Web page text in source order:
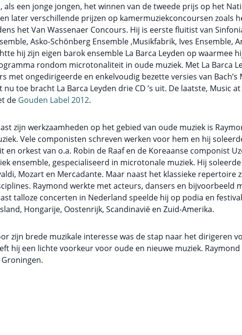
als een jonge jongen, het winnen van de tweede prijs op het
later verschillende prijzen op kamermuziekconcoursen zoals
het Van Wassenaer Concours. Hij is eerste fluitist van
Asko-Schönberg Ensemble ,Musikfabrik, Ives
hij zijn eigen barok ensemble La Barca Leyden op waarmee
rondom microtonaliteit in oude muziek. Met La Barca
met ongedirigeerde en enkelvoudig bezette versies van Bach’s
nu toe bracht La Barca Leyden drie CD ’s uit. De laatste, Music
de Gouden Label 2012.
zijn werkzaamheden op het gebied van oude muziek is
Vele componisten schreven werken voor hem en hij
en orkest van o.a. Robin de Raaf en de Koreaanse componist
ensemble, gespecialiseerd in microtonale muziek. Hij soleerde
Mozart en Mercadante. Maar naast het klassieke
Raymond werkte met acteurs, dansers en bijvoorbeeld
talloze concerten in Nederland speelde hij op podia en
Hongarije, Oostenrijk, Scandinavië en Zuid-Amerika.
zijn brede muzikale interesse was de stap naar het dirigeren
hij een lichte voorkeur voor oude en nieuwe muziek.
Groningen.